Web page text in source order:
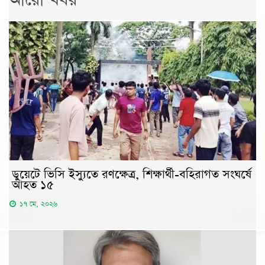
ডুয়েটে ভিসি ইস্যুতে রণক্ষেত্র, শিক্ষার্থী-বহিরাগত সংঘর্ষে
আহত ১৫
১৭ মে, ২০২৬